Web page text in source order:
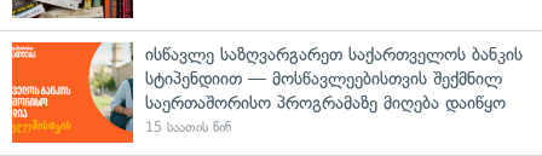
ისწავლე საზღვარგარეთ საქართველოს ბანკის
სტიპენდიით — მოსწავლეებისთვის შექმნილ
საერთაშორისო პროგრამაზე მიღება დაიწყო
15 საათის წინ